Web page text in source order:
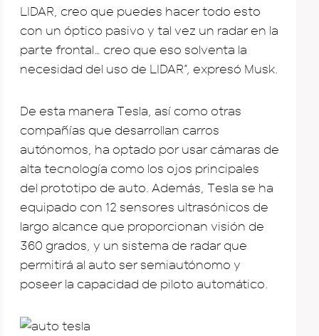
LIDAR, creo que puedes hacer todo esto
con un óptico pasivo y tal vez un radar en la
parte frontal… creo que eso solventa la
necesidad del uso de LIDAR”, expresó Musk.
De esta manera Tesla, así como otras
compañías que desarrollan carros
autónomos, ha optado por usar cámaras de
alta tecnología como los ojos principales
del prototipo de auto. Además, Tesla se ha
equipado con 12 sensores ultrasónicos de
largo alcance que proporcionan visión de
360 grados, y un sistema de radar que
permitirá al auto ser semiautónomo y
poseer la capacidad de piloto automático.